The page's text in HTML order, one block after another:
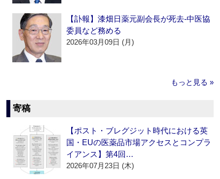
【訃報】漆畑日薬元副会長が死去‐中医協
委員など務める
2026年03月09日 (月)
もっと見る »
寄稿
【ポスト・ブレグジット時代における英
国・EUの医薬品市場アクセスとコンプラ
イアンス】第4回…
2026年07月23日 (木)